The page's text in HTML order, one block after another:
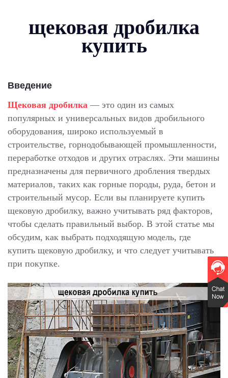
щековая дробилка
купить
Введение
Щековая дробилка — это один из самых
популярных и универсальных видов дробильного
оборудования, широко используемый в
строительстве, горнодобывающей промышленности,
переработке отходов и других отраслях. Эти машины
предназначены для первичного дробления твердых
материалов, таких как горные породы, руда, бетон и
строительный мусор. Если вы планируете купить
щековую дробилку, важно учитывать ряд факторов,
чтобы сделать правильный выбор. В этой статье мы
обсудим, как выбрать подходящую модель, где
купить щековую дробилку, и что следует учитывать
при покупке.